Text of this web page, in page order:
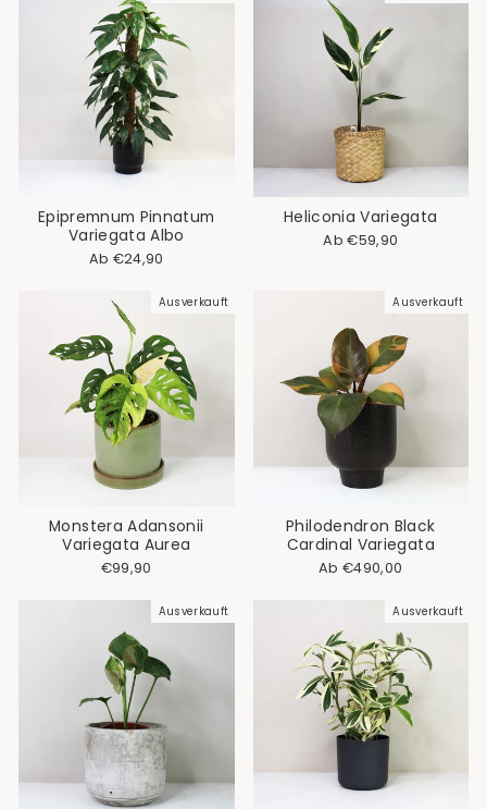
Epipremnum Pinnatum
Variegata Albo
Ab €24,90
Heliconia Variegata
Ab €59,90
Ausverkauft
Monstera Adansonii
Variegata Aurea
€99,90
Ausverkauft
Philodendron Black
Cardinal Variegata
Ab €490,00
Ausverkauft Ausverkauft